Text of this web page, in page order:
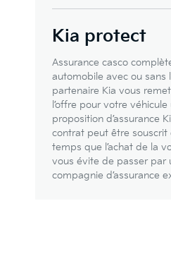
Kia protect
Assurance casco
automobile avec ou sans
partenaire Kia vous
l’offre pour votre véhicule
proposition d’assurance
contrat peut être souscrit
temps que l’achat de la
vous évite de passer par
compagnie d’assurance